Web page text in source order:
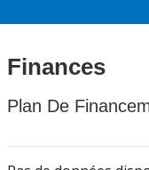
Finances
Plan De